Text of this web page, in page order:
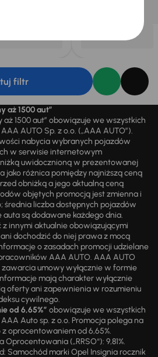
filtr
aż 1500 aut”
aż 1500 aut” obowiązuje we wszystkich
AUTO Sp. z o.o. („AAA AUTO”).
nabycia wybranych pojazdów
w serwisie internetowym
uwidocznioną w prezentowanej
jako różnica pomiędzy najniższą ceną
obniżką a jego aktualną ceną
objętych promocją jest zmienna i
średnia liczba dostępnych pojazdów
auta są dodawane każdego dnia.
z innymi aktualnie obowiązującymi
dochodzić do niej prawa z mocą
o zasadach promocji udzielane
AAA AUTO. AAA AUTO
umowy wyłącznie w formie
mają charakter wyłącznie
oferty ani zapewnienia w rozumieniu
cywilnego.
od 6,65%” obowiązuje we wszystkich
Auto sp. z o.o. Promocja polega na
oprocentowaniem od 6,65%.
(„RRSO“): 9,81%.
Samochód marki Opel Insignia rocznik